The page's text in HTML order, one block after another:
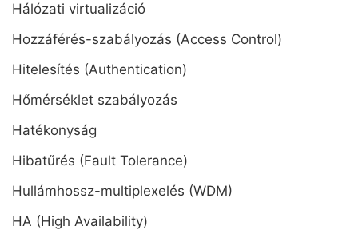
Hálózati virtualizáció
Hozzáférés-szabályozás (Access Control)
Hitelesítés (Authentication)
Hőmérséklet szabályozás
Hatékonyság
Hibatűrés (Fault Tolerance)
Hullámhossz-multiplexelés (WDM)
HA (High Availability)